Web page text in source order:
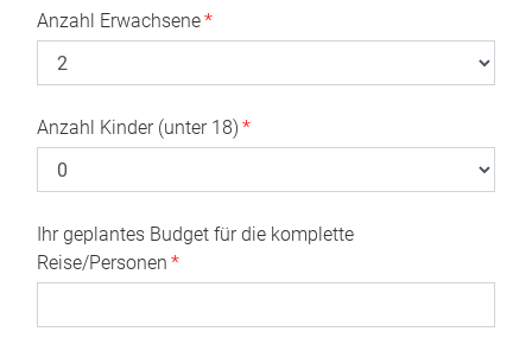
Anzahl Erwachsene*
Anzahl Kinder (unter 18) *
Ihr geplantes Budget für die komplette
Reise/Personen *